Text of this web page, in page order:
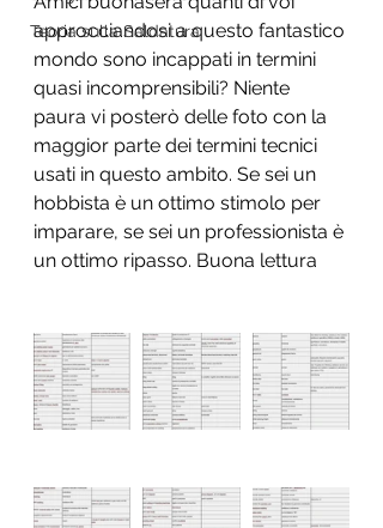
Teoria sulla Saldatura
approcciandosi a questo fantastico
mondo sono incappati in termini
quasi incomprensibili? Niente
paura vi posterò delle foto con la
maggior parte dei termini tecnici
usati in questo ambito. Se sei un
hobbista è un ottimo stimolo per
imparare, se sei un professionista è
un ottimo ripasso. Buona lettura